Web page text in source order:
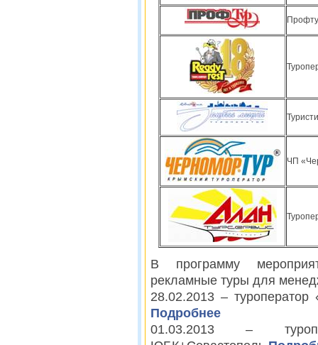
ЧП
В программу
рекламные туры для
28.02.2013 –
Подробнее
01.03.2013 –